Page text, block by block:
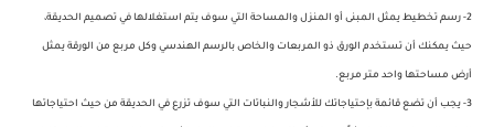
2- رسم تخطيط يمثل المبنى أو المنزل والمساحة التي سوف يتم استغلالها في تصميم الحديقة،
حيث يمكنك أن تستخدم الورق ذو المربعات والخاص بالرسم الهندسي وكل مربع من الورقة يمثل
أرض مساحتها واحد متر مربع.
3- يجب أن تضع قائمة بإحتياجاتك للأشجار والنباتات التي سوف تزرع في الحديقة من حيث احتياجاتها